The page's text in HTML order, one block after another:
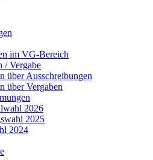
im VG-Bereich
/ Vergabe
über Ausschreibungen
über Vergaben
2026
2025
2024